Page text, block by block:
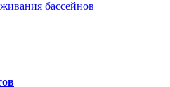
бассейнов